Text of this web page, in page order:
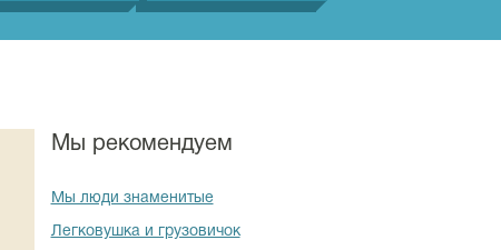
Мы рекомендуем
Мы люди знаменитые
Легковушка и грузовичок